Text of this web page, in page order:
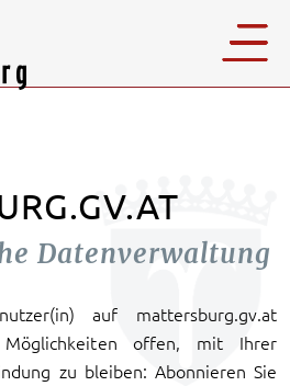
Datenverwaltung
auf mattersburg.gv.at
offen, mit Ihrer
zu bleiben: Abonnieren Sie